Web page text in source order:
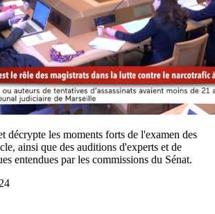
décrypte les moments forts de l'examen des
ainsi que des auditions d'experts et de
entendues par les commissions du Sénat.